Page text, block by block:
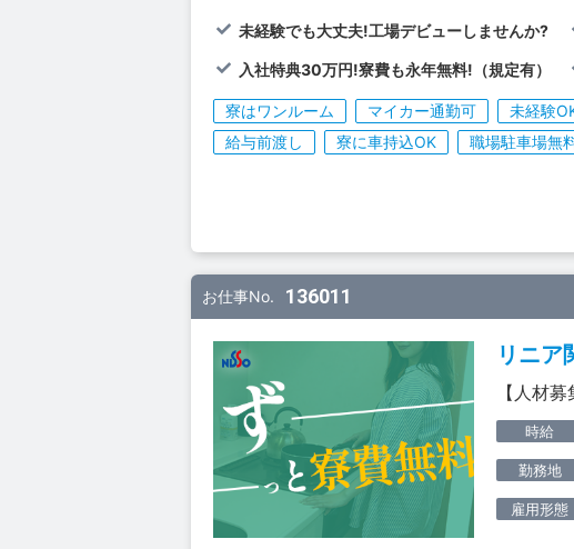
未経験でも大丈夫!工場デビューしませんか?
入社特典30万円!寮費も永年無料!（規定有）
寮はワンルーム マイカー通勤可 未経験
給与前渡し
寮に車持込OK 職場駐車場無
お仕事No. 136011
リニア
【人材
時給
勤務地
雇用形態